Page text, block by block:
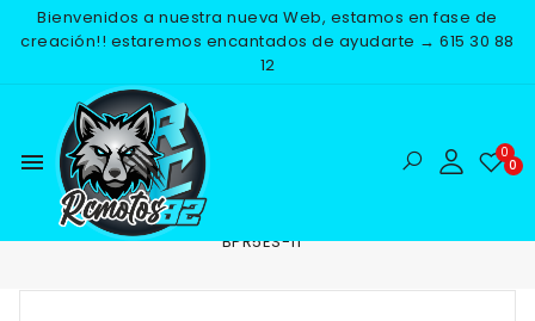
Bienvenidos a nuestra nueva Web, estamos en fase de
creación!! estaremos encantados de ayudarte → 615 30 88
12
menu
Inicio RECAMBIOS
BPR5ES-11